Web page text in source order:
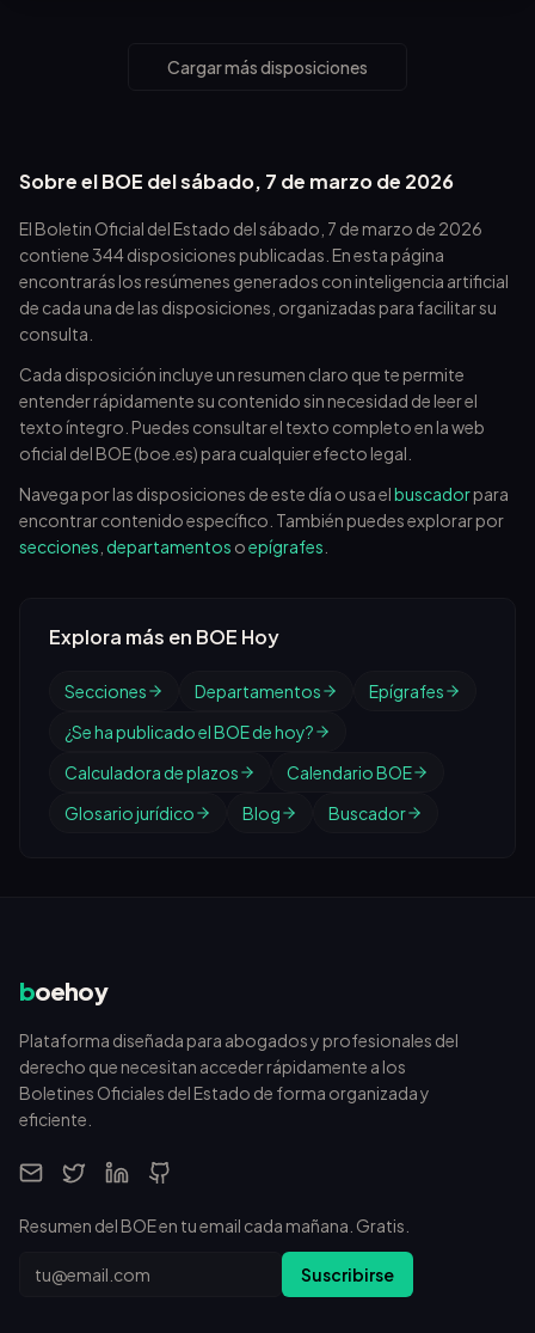
Cargar más disposiciones
Sobre el BOE delsábado, 7 de marzo de 2026
El Boletin Oficial del Estado delsábado, 7 de marzo de 2026
contiene344disposiciones publicadas. En esta página
encontrarás los resúmenes generados con inteligencia artificial
de cada una de las disposiciones, organizadas para facilitar su
consulta.
Cada disposición incluye un resumen claro que te permite
entender rápidamente su contenido sin necesidad de leer el
texto íntegro. Puedes consultar el texto completo en la web
oficial del BOE (boe.es) para cualquier efecto legal.
Navega por las disposiciones de este día o usa elbuscadorpara
encontrar contenido específico. También puedes explorar por
secciones departamentos oepígrafes
Explora más en BOE Hoy
Secciones Departamentos
Epígrafes
¿Se ha publicado el BOE de hoy?
Calculadora de plazos
Calendario BOE
Glosario jurídico
Blog Buscador
boehoy
Plataforma diseñada para abogados y profesionales del
derecho que necesitan acceder rápidamente a los
Boletines Oficiales del Estado de forma organizada y
eficiente.
Resumen del BOE en tu email cada mañana. Gratis.
Email Suscribirse